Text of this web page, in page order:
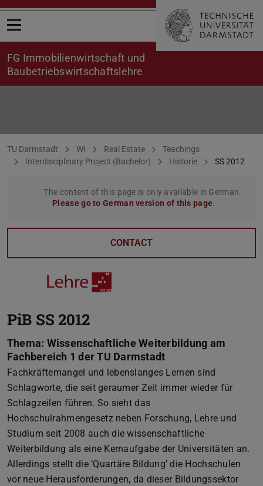
Open menu
FG Immobilienwirtschaft und
Baubetriebswirtschaftslehre
You are here:
TU Darmstadt WI Real Estate
Teachings
Interdisciplinary Project (Bachelor)
Historie SS 2012
The content of this page is only available in German.
Please go to German version of this page.
CONTACT
PiB SS 2012
Thema: Wissenschaftliche Weiterbildung am
Fachbereich 1 der TU Darmstadt
Fachkräftemangel und lebenslanges Lernen sind
Schlagworte, die seit geraumer Zeit immer wieder für
Schlagzeilen führen. So sieht das
Hochschulrahmengesetz neben Forschung, Lehre und
Studium seit 2008 auch die wissenschaftliche
Weiterbildung als eine Kernaufgabe der Universitäten an.
Allerdings stellt die ’Quartäre Bildung’ die Hochschulen
vor neue Herausforderungen, da dieser Bildungssektor